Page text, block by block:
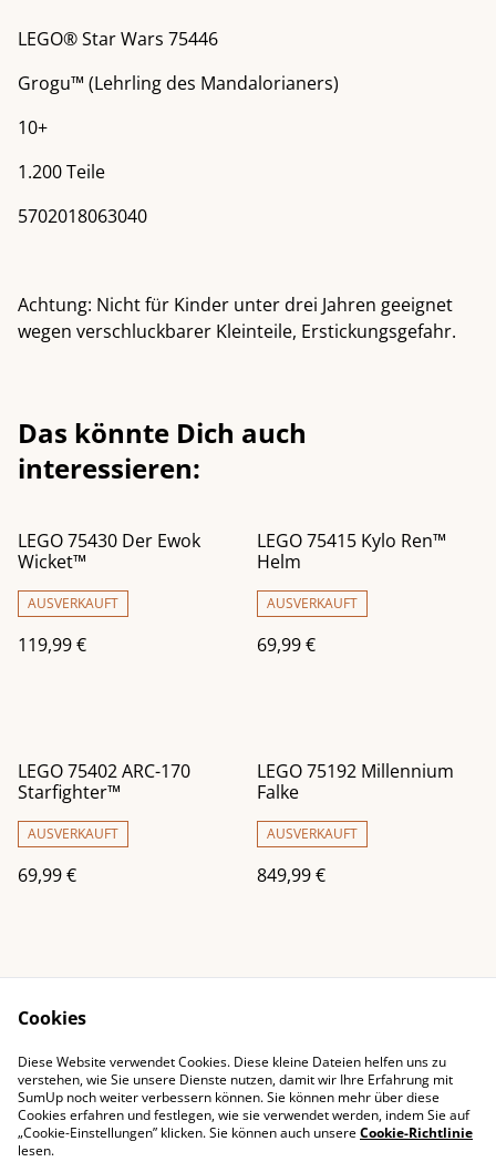
LEGO® Star Wars 75446
Grogu™ (Lehrling des Mandalorianers)
10+
1.200 Teile
5702018063040
Achtung: Nicht für Kinder unter drei Jahren geeignet
wegen verschluckbarer Kleinteile, Erstickungsgefahr.
Das könnte Dich auch
interessieren:
LEGO 75430 Der Ewok
Wicket™
AUSVERKAUFT
119,99 €
LEGO 75415 Kylo Ren™
Helm
AUSVERKAUFT
69,99 €
LEGO 75402 ARC-170
Starfighter™
AUSVERKAUFT
69,99 €
LEGO 75192 Millennium
Falke
AUSVERKAUFT
849,99 €
Impressum
Kontaktieren Sie uns
Rechtliche
Bestimmungen
Datenschutzbestimm
ungen von SumUp
Cookie-Richtlinie
Cookies
Diese Website verwendet Cookies. Diese kleine Dateien helfen uns zu
verstehen, wie Sie unsere Dienste nutzen, damit wir Ihre Erfahrung mit
SumUp noch weiter verbessern können. Sie können mehr über diese
Cookies erfahren und festlegen, wie sie verwendet werden, indem Sie auf
„Cookie-Einstellungen” klicken. Sie können auch unsereCookie-Richtlinie
lesen.